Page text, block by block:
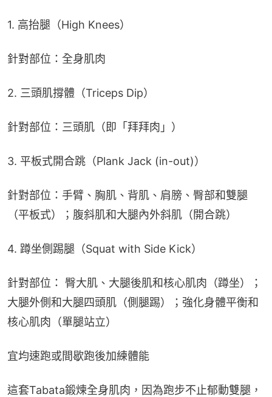
1. 高抬腿（High Knees）
針對部位：全身肌肉
2. 三頭肌撐體（Triceps Dip）
針對部位：三頭肌（即「拜拜肉」）
3. 平板式開合跳（Plank Jack (in-out)）
針對部位：手臂、胸肌、背肌、肩膀、臀部和雙腿
（平板式）；腹斜肌和大腿內外斜肌（開合跳）
4. 蹲坐側踢腿（Squat with Side Kick）
針對部位： 臀大肌、大腿後肌和核心肌肉（蹲坐）；
大腿外側和大腿四頭肌（側腿踢）；強化身體平衡和
核心肌肉（單腿站立）
宜均速跑或間歇跑後加練體能
這套Tabata鍛煉全身肌肉，因為跑步不止郁動雙腿，